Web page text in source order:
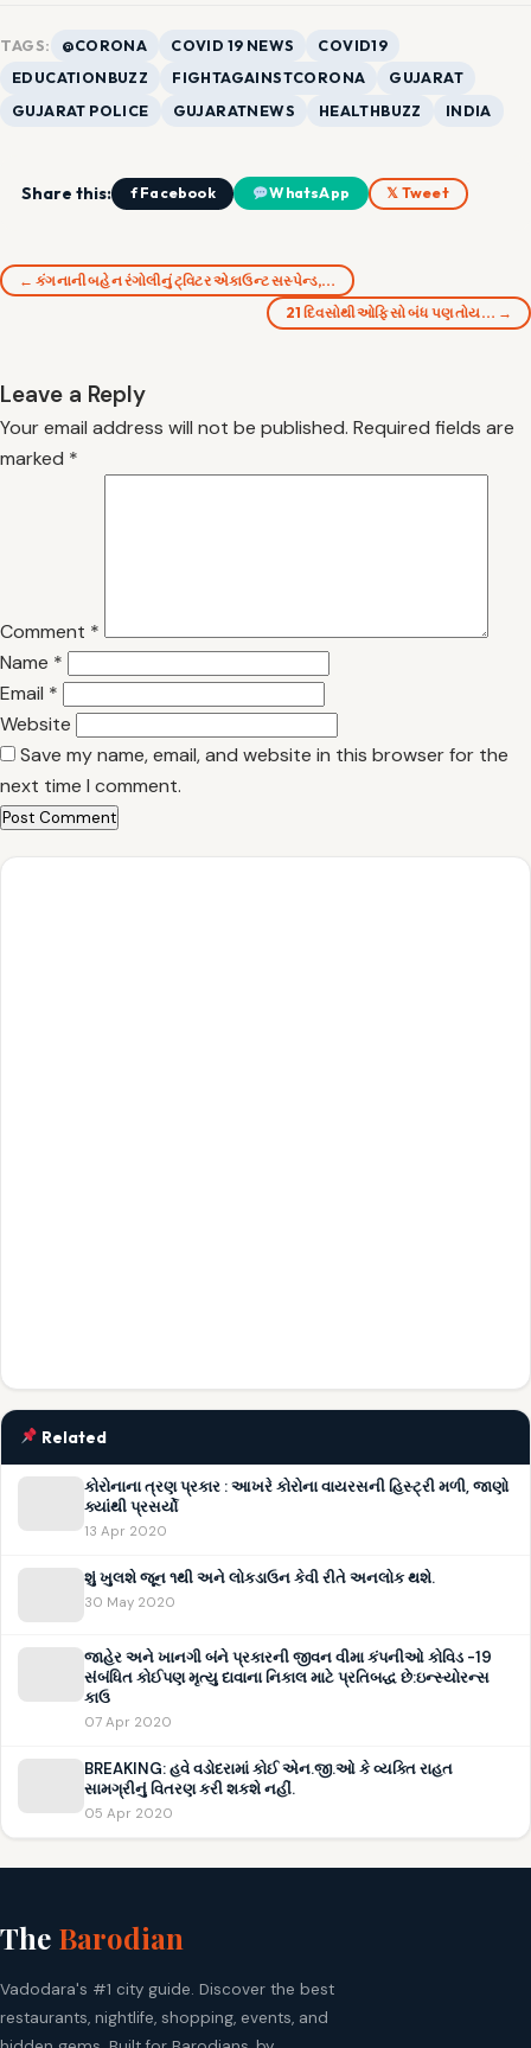
TAGS: @CORONA COVID 19 NEWS
COVID19
EDUCATIONBUZZ
FIGHTAGAINSTCORONA
GUJARAT
GUJARAT POLICE
GUJARATNEWS HEALTHBUZZ INDIA
Share this: f Facebook WhatsApp 𝕏 Tweet
← કંગનાની બહેન રંગોલીનું ટ્વિટર એકાઉન્ટ સસ્પેન્ડ,…
21 દિવસોથી ઓફિસો બંધ પણ તોય… →
Leave a Reply
Your email address will not be published. Required fields are
marked *
Comment *
Name *
Email *
Website
Save my name, email, and website in this browser for the
next time I comment.
Related
કોરોનાના ત્રણ પ્રકાર : આખરે કોરોના વાયરસની હિસ્ટ્રી મળી, જાણો
ક્યાંથી પ્રસર્યો
13 Apr 2020
શું ખુલશે જૂન ૧થી અને લોકડાઉન કેવી રીતે અનલોક થશે.
30 May 2020
જાહેર અને ખાનગી બંને પ્રકારની જીવન વીમા કંપનીઓ કોવિડ -19
સંબંધિત કોઈપણ મૃત્યુ દાવાના નિકાલ માટે પ્રતિબદ્ધ છે:ઇન્સ્યોરન્સ
કાઉ
07 Apr 2020
BREAKING: હવે વડોદરામાં કોઈ એન.જી.ઓ કે વ્યક્તિ રાહત
સામગ્રીનું વિતરણ કરી શકશે નહીં.
05 Apr 2020
The Barodian
Vadodara's #1 city guide. Discover the best
restaurants, nightlife, shopping, events, and